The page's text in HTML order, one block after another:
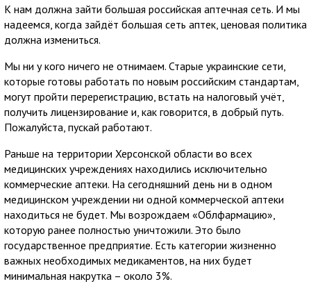
К нам должна зайти большая российская аптечная сеть. И мы
надеемся, когда зайдёт большая сеть аптек, ценовая политика
должна измениться.
Мы ни у кого ничего не отнимаем. Старые украинские сети,
которые готовы работать по новым российским стандартам,
могут пройти перерегистрацию, встать на налоговый учёт,
получить лицензирование и, как говорится, в добрый путь.
Пожалуйста, пускай работают.
Раньше на территории Херсонской области во всех
медицинских учреждениях находились исключительно
коммерческие аптеки. На сегодняшний день ни в одном
медицинском учреждении ни одной коммерческой аптеки
находиться не будет. Мы возрождаем «Облфармацию»,
которую ранее полностью уничтожили. Это было
государственное предприятие. Есть категории жизненно
важных необходимых медикаментов, на них будет
минимальная накрутка – около 3%.